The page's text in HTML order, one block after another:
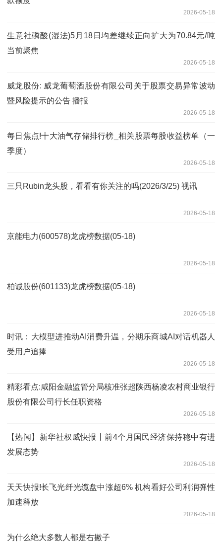
2026-05-18
生意社磷酸(湿法)5月18日均差继续正向扩大为70.84元/吨
当前聚焦
2026-05-18
威龙股份: 威龙葡萄酒股份有限公司关于股票交易异常波动
暨风险提示的公告 播报
2026-05-18
每日焦点!十大油气存储排行榜_相关股票每股收益榜单（一
季度）
2026-05-18
三只Rubin龙头股，看看有你关注的吗(2026/3/25) 视讯
2026-05-18
京能电力(600578)龙虎榜数据(05-18)
2026-05-18
柏诚股份(601133)龙虎榜数据(05-18)
2026-05-18
时讯：大模型进推动AI消费升温，分期乐商城AI对话机器人
受用户追捧
2026-05-18
精彩看点:咸阳金融监管分局核准张超陕西杨凌农村商业银行
股份有限公司行长任职资格
2026-05-18
【热闻】新华社权威快报丨前4个月国民经济保持稳中有进
发展态势
2026-05-18
天天快报!长飞光纤光缆盘中涨超6% 机构看好公司利润弹性
加速释放
2026-05-18
为什么绝大多数人都是右撇子